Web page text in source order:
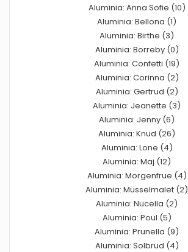
Aluminia: Anna Sofie (10)
Aluminia: Bellona (1)
Aluminia: Birthe (3)
Aluminia: Borreby (0)
Aluminia: Confetti (19)
Aluminia: Corinna (2)
Aluminia: Gertrud (2)
Aluminia: Jeanette (3)
Aluminia: Jenny (6)
Aluminia: Knud (26)
Aluminia: Lone (4)
Aluminia: Maj (12)
Aluminia: Morgenfrue (4)
Aluminia: Musselmalet (2)
Aluminia: Nucella (2)
Aluminia: Poul (5)
Aluminia: Prunella (9)
Aluminia: Solbrud (4)